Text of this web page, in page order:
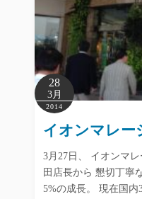
28
3月
2014
イオンマレー
3月27日、 イオンマ
田店長から 懇切丁寧
5%の成長。 現在国内